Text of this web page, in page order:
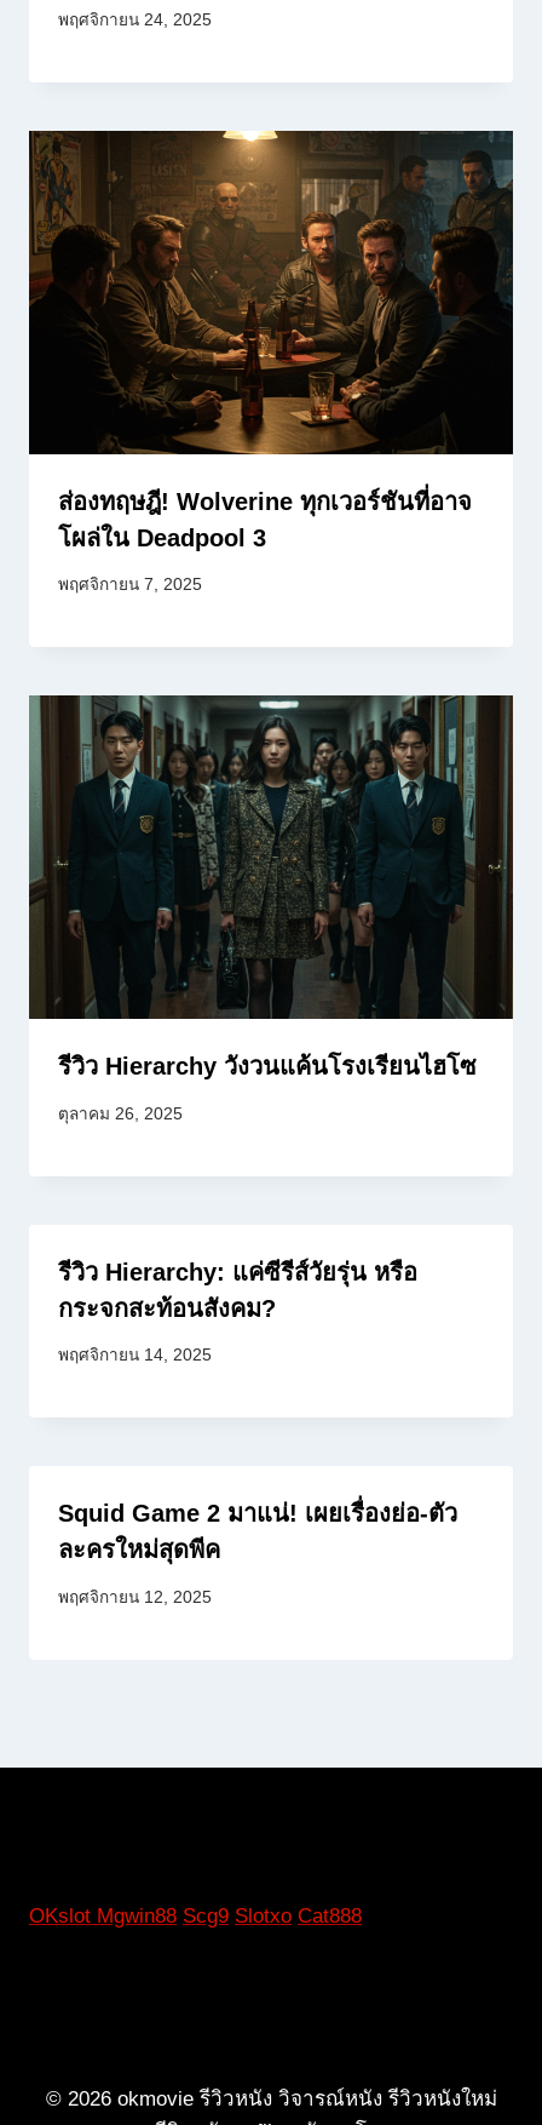
พฤศจิกายน 24, 2025
ส่องทฤษฎี! Wolverine ทุกเวอร์ชันที่อาจ
โผล่ใน Deadpool 3
พฤศจิกายน 7, 2025
รีวิว Hierarchy วังวนแค้นโรงเรียนไฮโซ
ตุลาคม 26, 2025
รีวิว Hierarchy: แค่ซีรีส์วัยรุ่น หรือ
กระจกสะท้อนสังคม?
พฤศจิกายน 14, 2025
Squid Game 2 มาแน่! เผยเรื่องย่อ-ตัว
ละครใหม่สุดพีค
พฤศจิกายน 12, 2025
OKslot Mgwin88 Scg9 Slotxo Cat888
© 2026 okmovie รีวิวหนัง วิจารณ์หนัง รีวิวหนังใหม่